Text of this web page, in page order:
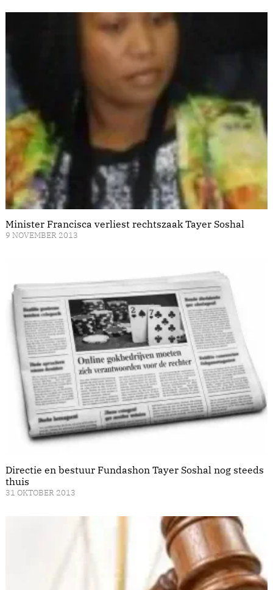
Minister Francisca verliest rechtszaak Tayer Soshal
9 NOVEMBER 2013
Directie en bestuur Fundashon Tayer Soshal nog steeds
thuis
31 OKTOBER 2013